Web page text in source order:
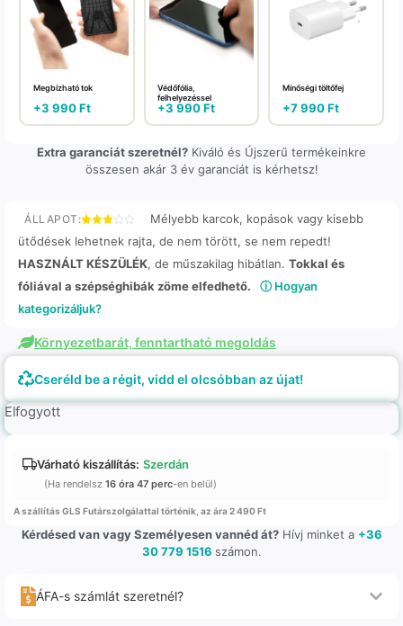
Megbízható tok
+3 990Ft
Védőfólia,
felhelyezéssel
+3 990Ft
Minőségi töltőfej
+7 990Ft
Extra garanciát szeretnél? Kiváló és Újszerű termékeinkre
összesen akár 3 év garanciát is kérhetsz!
ÁLLAPOT:
Mélyebb karcok, kopások vagy kisebb
ütődések lehetnek rajta, de nem törött, se nem repedt!
HASZNÁLT KÉSZÜLÉK, de műszakilag hibátlan. Tokkal és
fóliával a szépséghibák zöme elfedhető.
ⓘ Hogyan
kategorizáljuk?
Környezetbarát, fenntartható megoldás
Cseréld be a régit, vidd el olcsóbban az újat!
Elfogyott
Várható kiszállítás: Szerdán
(Ha rendelsz 16 óra 47 perc-en belül)
A szállítás GLS Futárszolgálattal történik, az ára 2 490 Ft
Kérdésed van vagy Személyesen vannéd át?Hívj minket a +36
30 779 1516 számon.
ÁFA-s számlát szeretnél?